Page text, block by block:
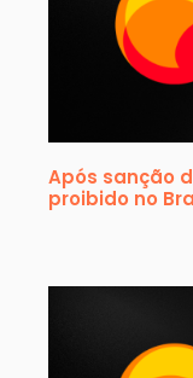
Após sanção
proibido no